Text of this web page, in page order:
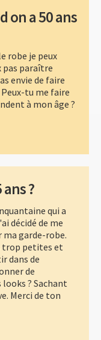
on a 50 ans
robe je peux
pas paraître
envie de faire
tu me faire
à mon âge ?
?
qui a
décidé de me
ma garde-robe.
trop petites et
dans de
de
? Sachant
Merci de ton